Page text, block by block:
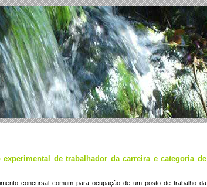
de trabalhador da carreira e categoria de
concursal comum para ocupação de um posto de trabalho da